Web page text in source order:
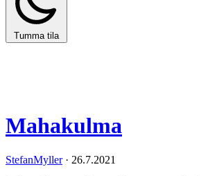
Tumma tila
Mahakulma
StefanMyller · 26.7.2021